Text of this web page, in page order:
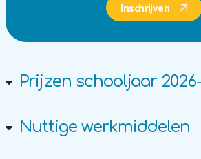
Prijzen schooljaar
Nuttige werkmiddelen
Inschrijven